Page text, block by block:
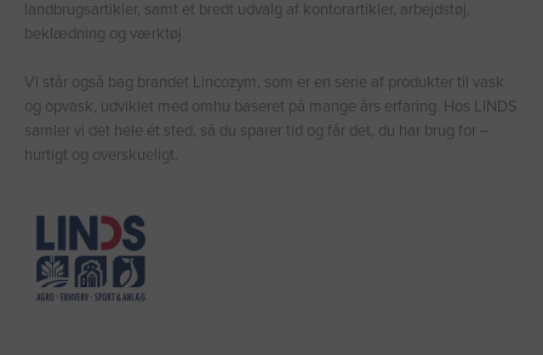
landbrugsartikler, samt et bredt udvalg af kontorartikler, arbejdstøj,
beklædning og værktøj.
Vi står også bag brandet Lincozym, som er en serie af produkter til vask
og opvask, udviklet med omhu baseret på mange års erfaring. Hos LINDS
samler vi det hele ét sted, så du sparer tid og får det, du har brug for –
hurtigt og overskueligt.